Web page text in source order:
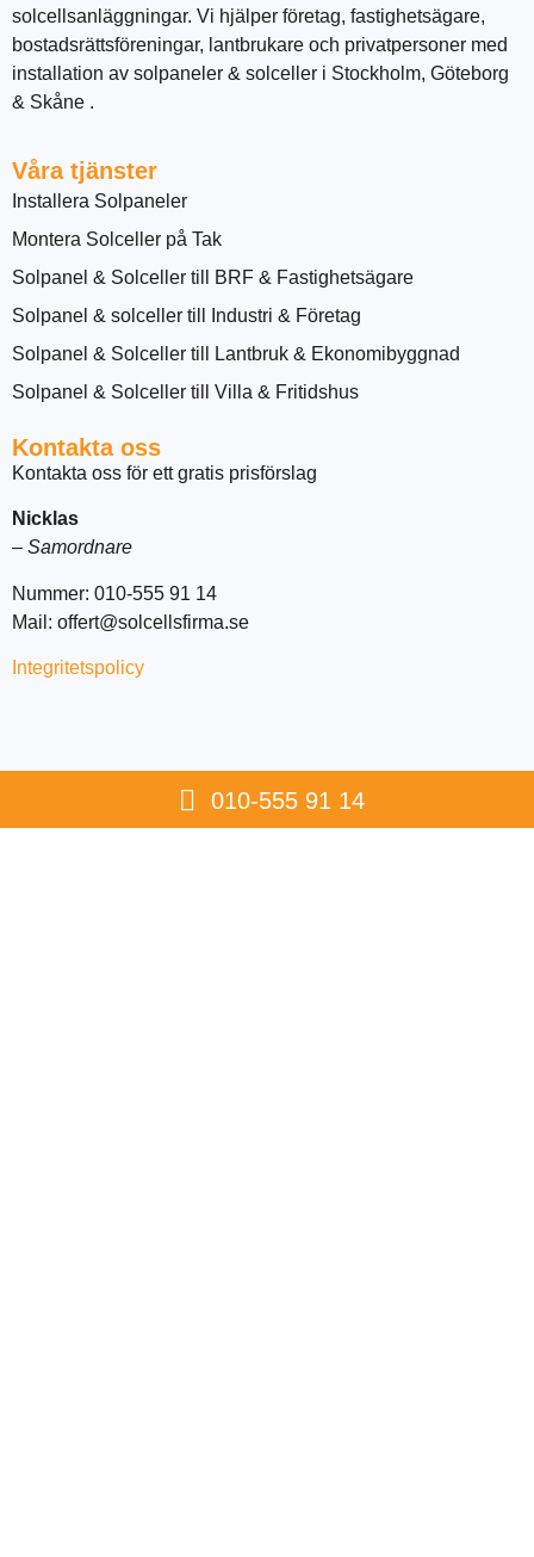
solcellsanläggningar. Vi hjälper företag, fastighetsägare,
bostadsrättsföreningar, lantbrukare och privatpersoner med
installation av solpaneler & solceller i Stockholm, Göteborg
& Skåne .
Våra tjänster
Installera Solpaneler
Montera Solceller på Tak
Solpanel & Solceller till BRF & Fastighetsägare
Solpanel & solceller till Industri & Företag
Solpanel & Solceller till Lantbruk & Ekonomibyggnad
Solpanel & Solceller till Villa & Fritidshus
Kontakta oss
Kontakta oss för ett gratis prisförslag
Nicklas
– Samordnare
Nummer: 010-555 91 14
Mail: offert@solcellsfirma.se
Integritetspolicy
010-555 91 14